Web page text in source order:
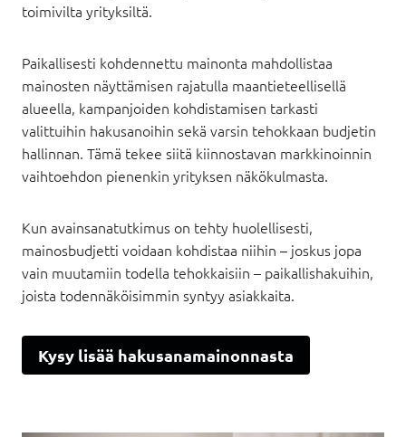
toimivilta yrityksiltä.
Paikallisesti kohdennettu mainonta mahdollistaa
mainosten näyttämisen rajatulla maantieteellisellä
alueella, kampanjoiden kohdistamisen tarkasti
valittuihin hakusanoihin sekä varsin tehokkaan budjetin
hallinnan. Tämä tekee siitä kiinnostavan markkinoinnin
vaihtoehdon pienenkin yrityksen näkökulmasta.
Kun avainsanatutkimus on tehty huolellisesti,
mainosbudjetti voidaan kohdistaa niihin – joskus jopa
vain muutamiin todella tehokkaisiin – paikallishakuihin,
joista todennäköisimmin syntyy asiakkaita.
Kysy lisää hakusanamainonnasta